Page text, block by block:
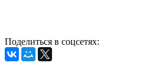
Поделиться в соцсетях: